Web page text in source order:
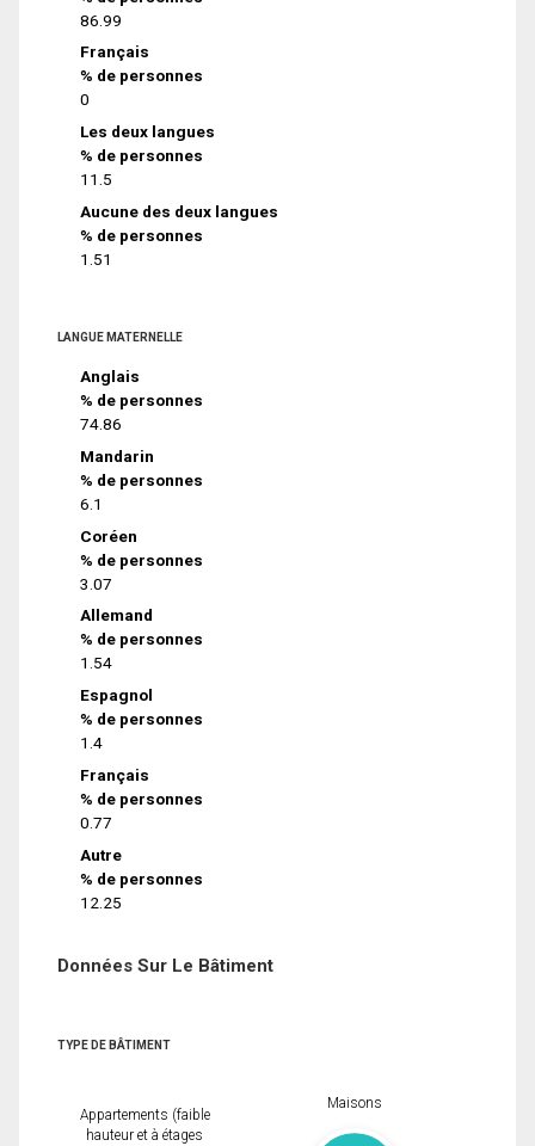
86.99
Français
% de personnes
0
Les deux langues
% de personnes
11.5
Aucune des deux langues
% de personnes
1.51
LANGUE MATERNELLE
Anglais
% de personnes
74.86
Mandarin
% de personnes
6.1
Coréen
% de personnes
3.07
Allemand
% de personnes
1.54
Espagnol
% de personnes
1.4
Français
% de personnes
0.77
Autre
% de personnes
12.25
Données Sur Le Bâtiment
TYPE DE BÂTIMENT
Appartements (faible
hauteur et à étages
Maisons